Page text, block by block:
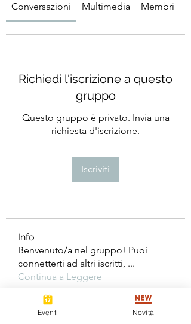
Conversazioni Multimedia Membri
Richiedi l'iscrizione a questo
gruppo
Questo gruppo è privato. Invia una
richiesta d'iscrizione.
Iscriviti
Info
Benvenuto/a nel gruppo! Puoi
connetterti ad altri iscritti, ...
Continua a Leggere
Eventi Novità